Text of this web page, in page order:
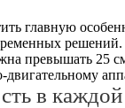
главную
превышать 25
в